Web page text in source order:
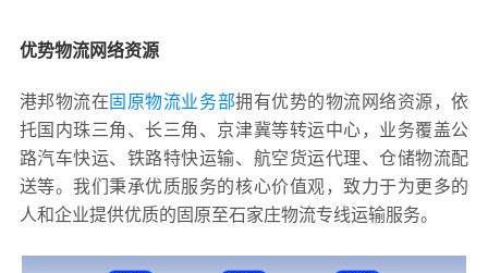
优势物流网络资源
港邦物流在 固原物流业务部拥有优势的物流网络资源，依
托国内珠三角、长三角、京津冀等转运中心，业务覆盖公
路汽车快运、铁路特快运输、航空货运代理、仓储物流配
送等。我们秉承优质服务的核心价值观，致力于为更多的
人和企业提供优质的固原至石家庄物流专线运输服务。